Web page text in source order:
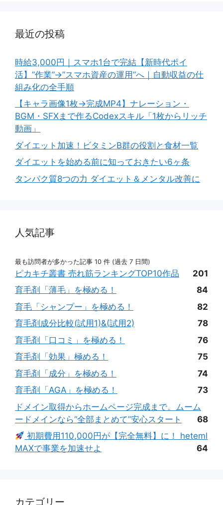
最近の投稿
時給3,000円｜スマホ1台で完結【新時代ポイ
活】”作業”→”スマホ資産の運用”へ｜自動収益の仕
組み化の全手順
【キャラ画像1枚→完成MP4】ナレーション・
BGM・SFXまで作るCodexスキル「1枚からリッチ
動画」
ダイエット加速！ビタミンB群の役割と食材一覧
ダイエットを始める前に知っておきたい6ヶ条
タンパク質8つの力 ダイエット＆メンタル改善に
人気記事
最も訪問者が多かった記事 10 件 (過去 7 日間)
ピカキチ叢書 売れ筋ランキングTOP10作品
201
育毛剤「薄毛」を極める！
84
育毛「シャンプー」を極める！
82
育毛剤成分比較(試用1)&(試用2)
78
育毛剤「口コミ」を極める！
76
育毛剤「効果」極める！
75
育毛剤「成分」を極める！
74
育毛剤「AGA」を極める！
73
ドメイン取得からホームページ完成まで。ムーム
ードメインなら“全部まとめて”安心スタート
68
初期費用110,000円が【完全無料】に！ heteml
MAXで事業を加速せよ
64
カテゴリー